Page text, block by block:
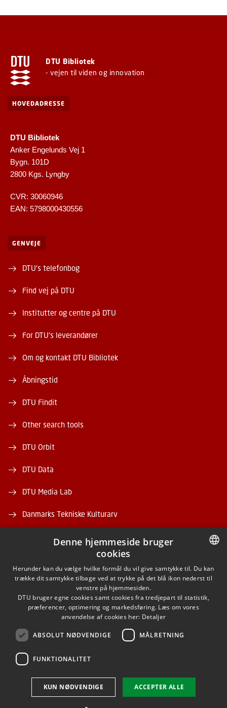
DTU Bibliotek
- vejen til viden og innovation
HOVEDADRESSE
DTU Bibliotek
Anker Engelunds Vej 1
Bygn. 101D
2800 Kgs. Lyngby
CVR: 30060946
EAN: 5798000430556
GENVEJE
DTU's telefonbog
Find vej på DTU
Institutter og centre på DTU
For DTU's leverandører
Om og kontakt DTU Bibliotek
Åbningstid
DTU Findit
Other search tools
DTU Orbit
DTU Data
DTU Media Lab
Danmarks Tekniske Kulturarv
FACEBOOK
INSTAGRAM
LINKEDIN
Tilgængelighedserklæring
DANISH
ENGLISH
Denne hjemmeside bruger
cookies
Herunder kan du vælge hvilke formål du vil give samtykke til. Du kan
trække dit samtykke tilbage ved at trykke på det blå ikon nederst til
venstre på hjemmesiden.
DTU bruger egne cookies samt cookies fra tredjepart til statistik,
præferencer, optimering og markedsføring. Læs om vores
anvendelse af cookies her: Detaljer
ABSOLUT NØDVENDIGE MÅLRETNING
FUNKTIONALITET
ACCEPTER ALLE
KUN NØDVENDIGE